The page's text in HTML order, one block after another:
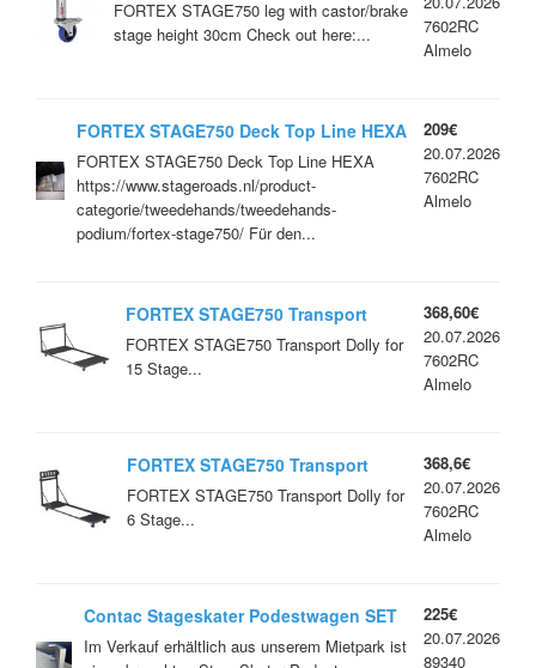
castor/brake stage height 30cm
FORTEX STAGE750 leg with castor/brake
stage height 30cm Check out here:...
7602RC
Almelo
FORTEX STAGE750 Deck Top Line HEXA
200×100 cm
FORTEX STAGE750 Deck Top Line HEXA
https://www.stageroads.nl/product-
categorie/tweedehands/tweedehands-
podium/fortex-stage750/ Für den...
209€
20.07.2026
7602RC
Almelo
FORTEX STAGE750 Transport
Dolly for 15 Stage Decks
FORTEX STAGE750 Transport Dolly for
15 Stage...
368,60€
20.07.2026
7602RC
Almelo
FORTEX STAGE750 Transport
Dolly for 6 Stage Decks
FORTEX STAGE750 Transport Dolly for
6 Stage...
368,6€
20.07.2026
7602RC
Almelo
Contac Stageskater Podestwagen SET
Im Verkauf erhältlich aus unserem Mietpark ist
225€
20.07.2026
89340